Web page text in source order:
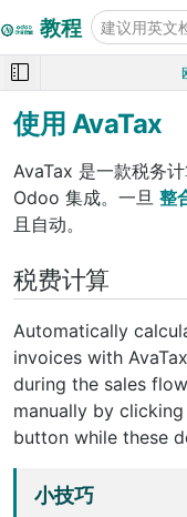
教程
使用 AvaTax
AvaTax 是一款税务
Odoo 集成。一旦 整
且自动。
税费计算
Automatically
invoices with
during the sales
manually by
button while these
小技巧